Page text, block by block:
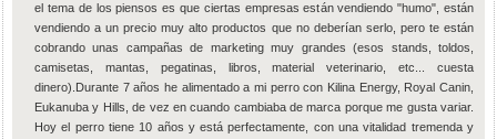
el tema de los piensos es que ciertas empresas están vendiendo "humo", están
vendiendo a un precio muy alto productos que no deberían serlo, pero te están
cobrando unas campañas de marketing muy grandes (esos stands, toldos,
camisetas, mantas, pegatinas, libros, material veterinario, etc... cuesta
dinero).Durante 7 años he alimentado a mi perro con Kilina Energy, Royal Canin,
Eukanuba y Hills, de vez en cuando cambiaba de marca porque me gusta variar.
Hoy el perro tiene 10 años y está perfectamente, con una vitalidad tremenda y